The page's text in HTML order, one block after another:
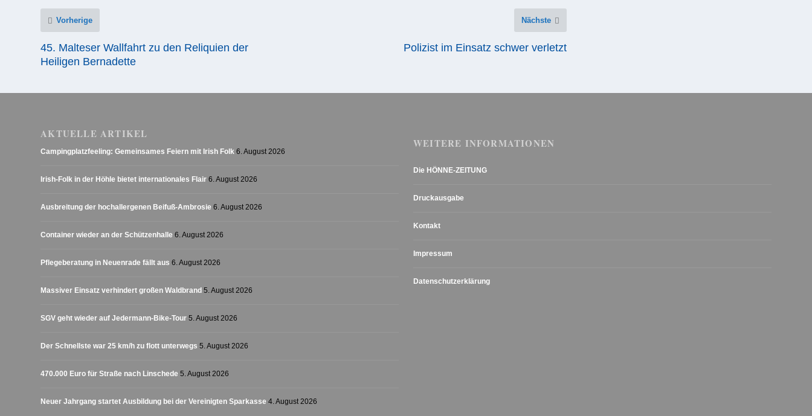
Vorherige
45. Malteser Wallfahrt zu den Reliquien der
Heiligen Bernadette
Nächste
Polizist im Einsatz schwer verletzt
AKTUELLE ARTIKEL
Campingplatzfeeling: Gemeinsames Feiern mit Irish Folk 6. August 2026
Irish-Folk in der Höhle bietet internationales Flair 6. August 2026
Ausbreitung der hochallergenen Beifuß-Ambrosie 6. August 2026
Container wieder an der Schützenhalle 6. August 2026
Pflegeberatung in Neuenrade fällt aus 6. August 2026
Massiver Einsatz verhindert großen Waldbrand 5. August 2026
SGV geht wieder auf Jedermann-Bike-Tour 5. August 2026
Der Schnellste war 25 km/h zu flott unterwegs 5. August 2026
470.000 Euro für Straße nach Linschede 5. August 2026
Neuer Jahrgang startet Ausbildung bei der Vereinigten Sparkasse 4. August 2026
WEITERE INFORMATIONEN
Die HÖNNE-ZEITUNG
Druckausgabe
Kontakt
Impressum
Datenschutzerklärung